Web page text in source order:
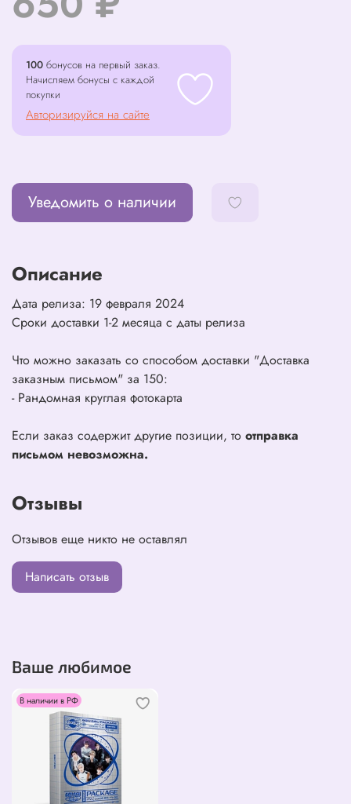
100 бонусов на первый заказ.
Начисляем бонусы с каждой
покупки
Авторизируйся на сайте
Уведомить о наличии
Описание
Дата релиза: 19 февраля 2024
Сроки доставки 1-2 месяца с даты релиза
Что можно заказать со способом доставки "Доставка
заказным письмом" за 150:
- Рандомная круглая фотокарта
Если заказ содержит другие позиции, то отправка
письмом невозможна.
Отзывы
Отзывов еще никто не оставлял
Написать отзыв
Ваше любимое
В наличии в РФ